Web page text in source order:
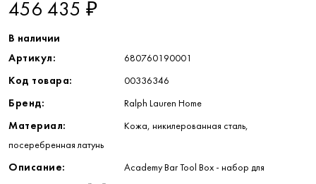
456 435 ₽
В наличии
Артикул:
680760190001
Код товара: 00336346
Бренд: Ralph Lauren Home
Материал: Кожа, никилерованная сталь,
посеребренная латунь
Описание: Academy Bar Tool Box - набор для